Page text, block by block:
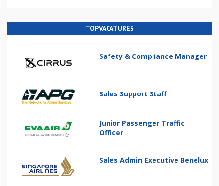
TOPVACATURES
Safety & Compliance Manager
Sales Support Staff
Junior Passenger Traffic
Officer
Sales Admin Executive Benelux